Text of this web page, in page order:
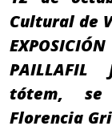
Cultural de
PAILLAFIL
tótem, se
Florencia